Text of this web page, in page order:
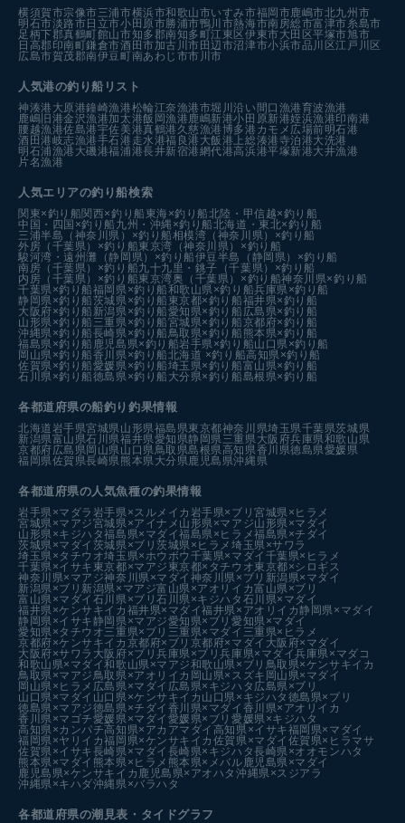
横須賀市宗像市三浦市横浜市和歌山市いすみ市福岡市鹿嶋市北九州市
明石市淡路市 日立市小田原市勝浦市鴨川市熱海市南房総市富津市糸島市
足柄下郡真鶴町館山市知多郡南知多町江東区伊東市大田区平塚市旭市
日高郡印南町鎌倉市酒田市加古川市 田辺市沼津市小浜市品川区江戸川区
広島市賀茂郡南伊豆町南あわじ市市川市
人気港の釣り船リスト
神湊港 大原港鐘崎漁港松輪江奈漁港市堀川沿い 間口漁港育波漁港
鹿嶋旧港金沢漁港加太港飯岡漁港鹿嶋新港小田原新港姪浜漁港印南港
腰越漁港佐島港宇佐美港真鶴港 久慈漁港博多港カモメ広場前明石港
酒田港岐志漁港手石港 走水港福良港 大飯港 上総湊港寺泊港大洗港
明石浦漁港 大磯港福浦港長井新宿港網代港高浜港平塚新港大井漁港
片名漁港
人気エリアの釣り船検索
関東×釣り船関西×釣り船 東海×釣り船北陸・甲信越×釣り船
中国・四国×釣り船 九州・沖縄×釣り船北海道・東北×釣り船
三浦半島（神奈川県）×釣り船相模湾（神奈川県）×釣り船
外房（千葉県）×釣り船東京湾（神奈川県）×釣り船
駿河湾・遠州灘（静岡県）×釣り船伊豆半島（静岡県）×釣り船
南房（千葉県）×釣り船九十九里・銚子（千葉県）×釣り船
内房（千葉県）×釣り船東京湾奥（千葉県）×釣り船神奈川県×釣り船
千葉県×釣り船福岡県×釣り船和歌山県×釣り船兵庫県×釣り船
静岡県×釣り船茨城県×釣り船 東京都×釣り船福井県×釣り船
大阪府×釣り船 新潟県×釣り船愛知県×釣り船 広島県×釣り船
山形県×釣り船 三重県×釣り船宮城県×釣り船京都府×釣り船
沖縄県×釣り船長崎県×釣り船鳥取県×釣り船 熊本県×釣り船
福島県×釣り船 鹿児島県×釣り船岩手県×釣り船山口県×釣り船
岡山県×釣り船香川県×釣り船北海道 ×釣り船高知県×釣り船
佐賀県×釣り船愛媛県×釣り船埼玉県×釣り船富山県×釣り船
石川県×釣り船徳島県×釣り船 大分県×釣り船島根県×釣り船
各都道府県の船釣り釣果情報
北海道岩手県宮城県山形県福島県東京都神奈川県埼玉県千葉県茨城県
新潟県富山県石川県福井県愛知県静岡県三重県大阪府兵庫県和歌山県
京都府広島県岡山県山口県鳥取県島根県高知県香川県徳島県愛媛県
福岡県佐賀県長崎県熊本県大分県鹿児島県沖縄県
各都道府県の人気魚種の釣果情報
岩手県×マダラ 岩手県×スルメイカ 岩手県×ブリ宮城県×ヒラメ
宮城県×マアジ宮城県×アイナメ 山形県×マアジ山形県×マダイ
山形県×キジハタ福島県×マダイ福島県×ヒラメ福島県×チダイ
茨城県×マダイ 茨城県×ブリ茨城県×ヒラメ埼玉県×サワラ
埼玉県×タチウオ埼玉県×ホウボウ 千葉県×マダイ 千葉県×ヒラメ
千葉県×イサキ 東京都×マアジ 東京都×タチウオ東京都×シロギス
神奈川県×マアジ神奈川県×マダイ 神奈川県×ブリ 新潟県×マダイ
新潟県×ブリ 新潟県×マアジ富山県×アオリイカ富山県×ブリ
富山県×マダイ 石川県×ブリ石川県×キジハタ 石川県×マダイ
福井県×ケンサキイカ 福井県×マダイ福井県×アオリイカ 静岡県×マダイ
静岡県×イサキ 静岡県×マアジ愛知県×ブリ愛知県×マダイ
愛知県×タチウオ三重県×ブリ 三重県×マダイ 三重県×ヒラメ
京都府×ケンサキイカ 京都府×ブリ 京都府×マダイ 大阪府×マダイ
大阪府×サワラ 大阪府×ブリ兵庫県×ブリ兵庫県×マダイ兵庫県×マダコ
和歌山県×マダイ和歌山県×マアジ和歌山県×ブリ 鳥取県×ケンサキイカ
鳥取県×マアジ鳥取県×アオリイカ 岡山県×スズキ 岡山県×マダイ
岡山県×ヒラメ 広島県×マダイ 広島県×キジハタ 広島県×ブリ
山口県×マダイ 山口県×ケンサキイカ 山口県×キジハタ 徳島県×ブリ
徳島県×マアジ徳島県×チダイ 香川県×マダイ 香川県×アオリイカ
香川県×マゴチ愛媛県×マダイ 愛媛県×ブリ愛媛県×キジハタ
高知県×カンパチ高知県×アカアマダイ 高知県×イサキ福岡県×マダイ
福岡県×ヤリイカ福岡県×ケンサキイカ 佐賀県×マダイ 佐賀県×ヒラマサ
佐賀県×イサキ長崎県×マダイ 長崎県×キジハタ長崎県×オオモンハタ
熊本県×マダイ 熊本県×ヒラメ 熊本県×メバル鹿児島県×マダイ
鹿児島県×ケンサキイカ 鹿児島県×アオハタ沖縄県×スジアラ
沖縄県×キハダ沖縄県×バラハタ
各都道府県の潮見表 ・タイドグラフ